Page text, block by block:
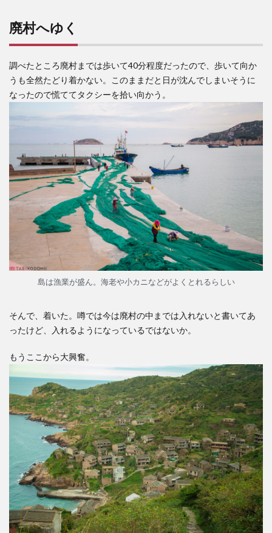
廃村へゆく
調べたところ廃村までは歩いて40分程度だったので、歩いて向か
うも全然たどり着かない。このままだと日が沈んでしまいそうに
なったので慌ててタクシーを拾い向かう。
島は漁業が盛ん。海老や小カニなどがよくとれるらしい
そんで、着いた。噂では今は廃村の中までは入れないと書いてあ
ったけど、入れるようになっているではないか。
もうここから大興奮。